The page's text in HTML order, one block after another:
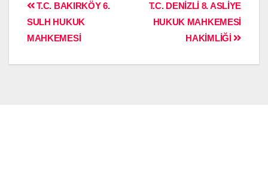
T.C. DENİZLİ 8. ASLİYE
HUKUK MAHKEMESİ
HAKİMLİĞİ
T.C. BAKIRKÖY 6.
SULH HUKUK
MAHKEMESİ